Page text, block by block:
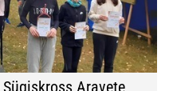
Aravete